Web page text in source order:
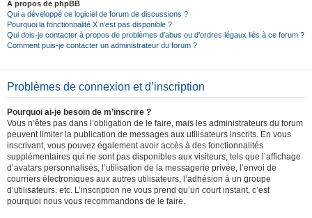
À propos de phpBB
Qui a développé ce logiciel de forum de discussions ?
Pourquoi la fonctionnalité X n’est pas disponible ?
Qui dois-je contacter à propos de problèmes d’abus ou d’ordres légaux liés à ce forum ?
Comment puis-je contacter un administrateur du forum ?
Problèmes de connexion et d’inscription
Pourquoi ai-je besoin de m’inscrire ?
Vous n’êtes pas dans l’obligation de le faire, mais les administrateurs du forum
peuvent limiter la publication de messages aux utilisateurs inscrits. En vous
inscrivant, vous pouvez également avoir accès à des fonctionnalités
supplémentaires qui ne sont pas disponibles aux visiteurs, tels que l’affichage
d’avatars personnalisés, l’utilisation de la messagerie privée, l’envoi de
courriers électroniques aux autres utilisateurs, l’adhésion à un groupe
d’utilisateurs, etc. L’inscription ne vous prend qu’un court instant, c’est
pourquoi nous vous recommandons de le faire.